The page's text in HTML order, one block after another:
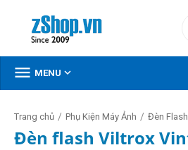
 MENU 
Trang chủ / Phụ Kiện Máy Ảnh / Đèn Flash
Đèn flash Viltrox